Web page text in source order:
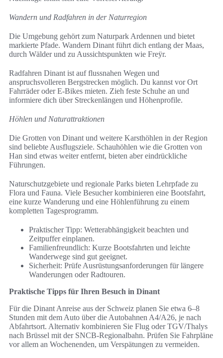
Wandern und Radfahren in der Naturregion
Die Umgebung gehört zum Naturpark Ardennen und bietet
markierte Pfade. Wandern Dinant führt dich entlang der Maas,
durch Wälder und zu Aussichtspunkten wie Freÿr.
Radfahren Dinant ist auf flussnahen Wegen und
anspruchsvolleren Bergstrecken möglich. Du kannst vor Ort
Fahrräder oder E‑Bikes mieten. Zieh feste Schuhe an und
informiere dich über Streckenlängen und Höhenprofile.
Höhlen und Naturattraktionen
Die Grotten von Dinant und weitere Karsthöhlen in der Region
sind beliebte Ausflugsziele. Schauhöhlen wie die Grotten von
Han sind etwas weiter entfernt, bieten aber eindrückliche
Führungen.
Naturschutzgebiete und regionale Parks bieten Lehrpfade zu
Flora und Fauna. Viele Besucher kombinieren eine Bootsfahrt,
eine kurze Wanderung und eine Höhlenführung zu einem
kompletten Tagesprogramm.
Praktischer Tipp: Wetterabhängigkeit beachten und
Zeitpuffer einplanen.
Familienfreundlich: Kurze Bootsfahrten und leichte
Wanderwege sind gut geeignet.
Sicherheit: Prüfe Ausrüstungsanforderungen für längere
Wanderungen oder Radtouren.
Praktische Tipps für Ihren Besuch in Dinant
Für die Dinant Anreise aus der Schweiz planen Sie etwa 6–8
Stunden mit dem Auto über die Autobahnen A4/A26, je nach
Abfahrtsort. Alternativ kombinieren Sie Flug oder TGV/Thalys
nach Brüssel mit der SNCB-Regionalbahn. Prüfen Sie Fahrpläne
vor allem an Wochenenden, um Verspätungen zu vermeiden.